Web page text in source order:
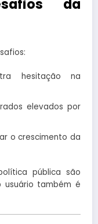
da
hesitação na
elevados por
o crescimento da
pública são
usuário também é